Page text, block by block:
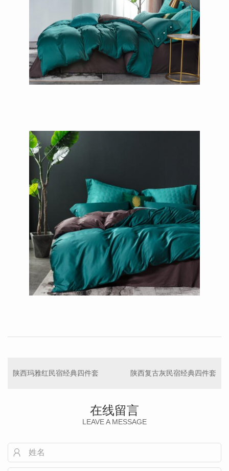
陕西玛雅红民宿经典四件套 陕西复古灰民宿经典四件套
在线留言
LEAVE A MESSAGE